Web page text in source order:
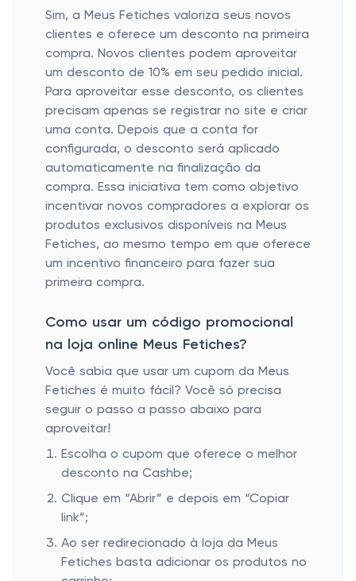
Sim, a Meus Fetiches valoriza seus novos
clientes e oferece um desconto na primeira
compra. Novos clientes podem aproveitar
um desconto de 10% em seu pedido inicial.
Para aproveitar esse desconto, os clientes
precisam apenas se registrar no site e criar
uma conta. Depois que a conta for
configurada, o desconto será aplicado
automaticamente na finalização da
compra. Essa iniciativa tem como objetivo
incentivar novos compradores a explorar os
produtos exclusivos disponíveis na Meus
Fetiches, ao mesmo tempo em que oferece
um incentivo financeiro para fazer sua
primeira compra.
Como usar um código promocional
na loja online Meus Fetiches?
Você sabia que usar um cupom da Meus
Fetiches é muito fácil? Você só precisa
seguir o passo a passo abaixo para
aproveitar!
Escolha o cupom que oferece o melhor
desconto na Cashbe;
Clique em “Abrir” e depois em “Copiar
link”;
Ao ser redirecionado à loja da Meus
Fetiches basta adicionar os produtos no